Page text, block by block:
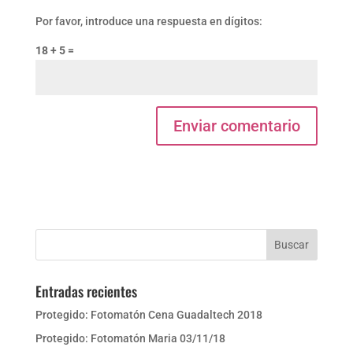
Por favor, introduce una respuesta en dígitos:
18 + 5 =
Entradas recientes
Protegido: Fotomatón Cena Guadaltech 2018
Protegido: Fotomatón Maria 03/11/18